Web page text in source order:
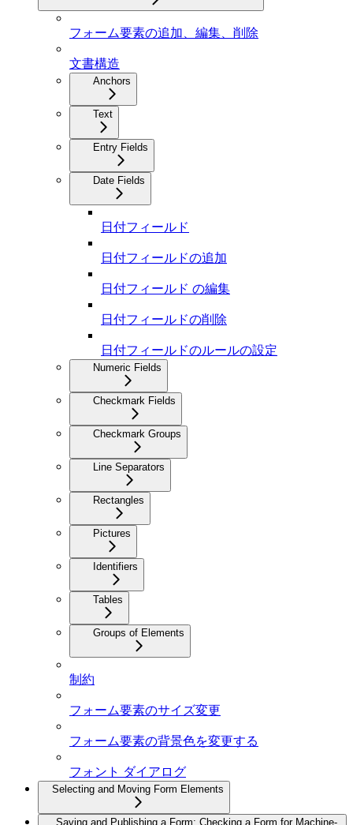
フォーム要素の追加、編集、削除
文書構造
Anchors
Text
Entry Fields
Date Fields
日付フィールド
日付フィールドの追加
日付フィールド の編集
日付フィールドの削除
日付フィールドのルールの設定
Numeric Fields
Checkmark Fields
Checkmark Groups
Line Separators
Rectangles
Pictures
Identifiers
Tables
Groups of Elements
制約
フォーム要素のサイズ変更
フォーム要素の背景色を変更する
フォント ダイアログ
Selecting and Moving Form Elements
Saving and Publishing a Form; Checking a Form for Machine-